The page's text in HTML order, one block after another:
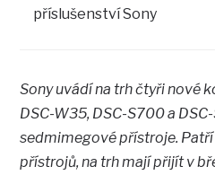
příslušenství Sony
Sony uvádí na trh čtyři nové
DSC-W35, DSC-S700 a
sedmimegové přístroje.
přístrojů, na trh mají přijít v